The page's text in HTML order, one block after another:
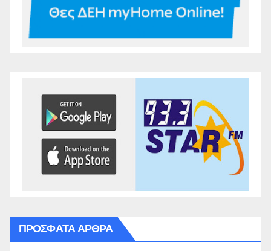
ΠΡΌΣΦΑΤΑ ΆΡΘΡΑ